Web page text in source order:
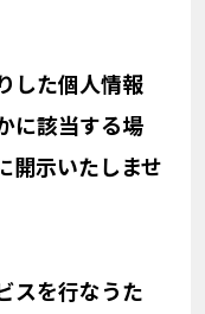
した個人情報
に該当する場
開示いたしませ
スを行なうた